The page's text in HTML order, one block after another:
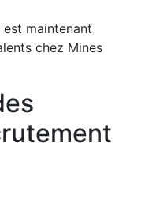
est maintenant
chez Mines